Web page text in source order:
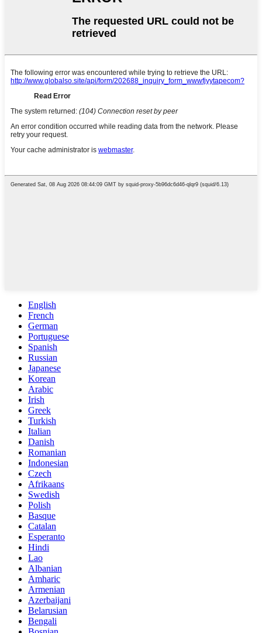
English
French
German
Portuguese
Spanish
Russian
Japanese
Korean
Arabic
Irish
Greek
Turkish
Italian
Danish
Romanian
Indonesian
Czech
Afrikaans
Swedish
Polish
Basque
Catalan
Esperanto
Hindi
Lao
Albanian
Amharic
Armenian
Azerbaijani
Belarusian
Bengali